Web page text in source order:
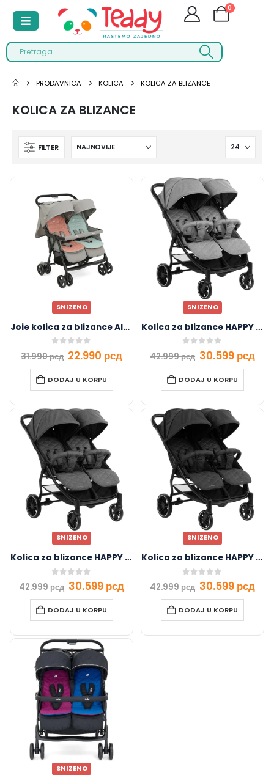
0
PRODAVNICA KOLICA KOLICA ZA BLIZANCE
KOLICA ZA BLIZANCE
FILTER
SNIZENO
Joie kolica za blizance AIRE,Nectar&Mineral
out of 5
31.990рсд 22.990 рсд
DODAJ U KORPU
SNIZENO
Kolica za blizance HAPPY 2 light grey
out of 5
42.999рсд 30.599 рсд
DODAJ U KORPU
SNIZENO
Kolica za blizance HAPPY 2 dark grey
out of 5
42.999рсд 30.599 рсд
DODAJ U KORPU
SNIZENO
Kolica za blizance HAPPY 2 black
out of 5
42.999рсд 30.599 рсд
DODAJ U KORPU
SNIZENO